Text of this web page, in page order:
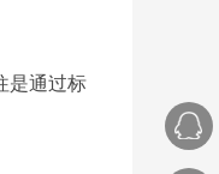
是通过标